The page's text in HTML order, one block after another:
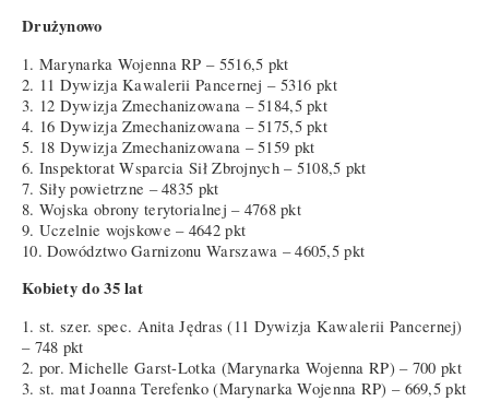
Drużynowo
1. Marynarka Wojenna RP – 5516,5 pkt
2. 11 Dywizja Kawalerii Pancernej – 5316 pkt
3. 12 Dywizja Zmechanizowana – 5184,5 pkt
4. 16 Dywizja Zmechanizowana – 5175,5 pkt
5. 18 Dywizja Zmechanizowana – 5159 pkt
6. Inspektorat Wsparcia Sił Zbrojnych – 5108,5 pkt
7. Siły powietrzne – 4835 pkt
8. Wojska obrony terytorialnej – 4768 pkt
9. Uczelnie wojskowe – 4642 pkt
10. Dowództwo Garnizonu Warszawa – 4605,5 pkt
Kobiety do 35 lat
1. st. szer. spec. Anita Jędras (11 Dywizja Kawalerii Pancernej)
– 748 pkt
2. por. Michelle Garst-Lotka (Marynarka Wojenna RP) – 700 pkt
3. st. mat Joanna Terefenko (Marynarka Wojenna RP) – 669,5 pkt